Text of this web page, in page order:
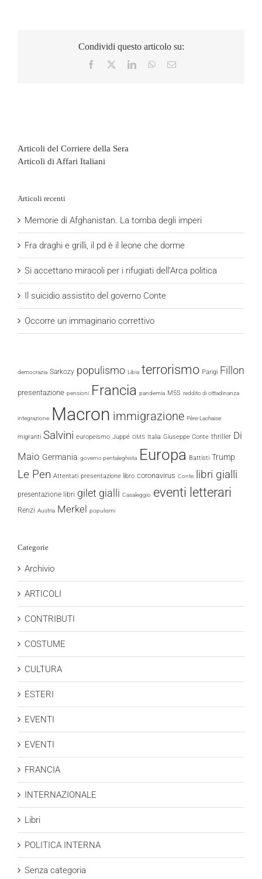
Condividi questo articolo su:
Facebook
X LinkedInWhatsApp
Email
Articoli del Corriere della Sera
Articoli di Affari Italiani
Articoli recenti
Memorie di Afghanistan. La tomba degli imperi
Fra draghi e grilli, il pd è il leone che dorme
Si accettano miracoli per i rifugiati dell’Arca politica
Il suicidio assistito del governo Conte
Occorre un immaginario correttivo
democrazia Sarkozy populismo Libia terrorismo Parigi Fillon
presentazione pensioni Francia pandemia M5S reddito di cittadinanza
integrazione Macron immigrazione Père-Lachaise
migranti Salvini europeismo Juppé OMS Italia Giuseppe Conte thriller Di
Maio Germania governo pentaleghista Europa Battisti Trump
Le Pen Attentati presentazione libro coronavirus Conte libri gialli
presentazione libri gilet gialli Casaleggio eventi letterari
Renzi Austria Merkel populismi
Categorie
Archivio
ARTICOLI
CONTRIBUTI
COSTUME
CULTURA
ESTERI
EVENTI
EVENTI
FRANCIA
INTERNAZIONALE
Libri
POLITICA INTERNA
Senza categoria